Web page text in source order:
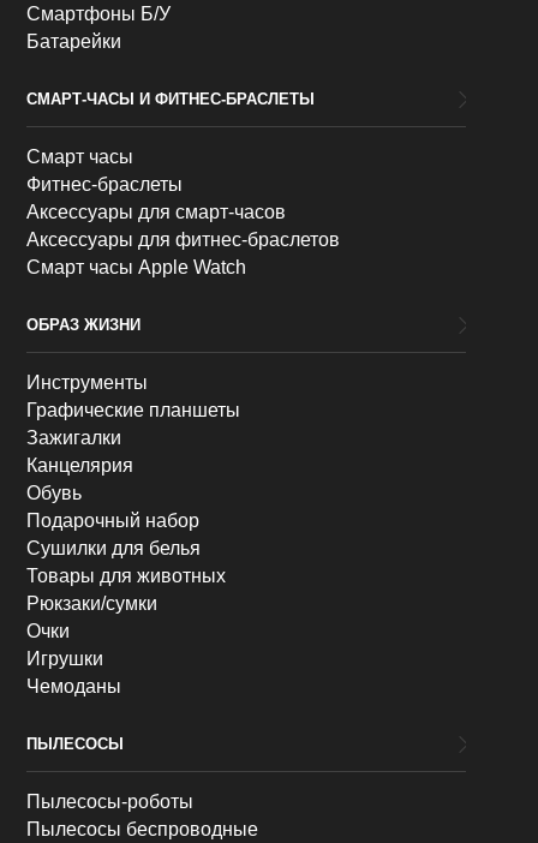
Смартфоны Б/У
Батарейки
СМАРТ-ЧАСЫ И ФИТНЕС-БРАСЛЕТЫ
Смарт часы
Фитнес-браслеты
Аксессуары для смарт-часов
Аксессуары для фитнес-браслетов
Смарт часы Apple Watch
ОБРАЗ ЖИЗНИ
Инструменты
Графические планшеты
Зажигалки
Канцелярия
Обувь
Подарочный набор
Сушилки для белья
Товары для животных
Рюкзаки/сумки
Очки
Игрушки
Чемоданы
ПЫЛЕСОСЫ
Пылесосы-роботы
Пылесосы беспроводные